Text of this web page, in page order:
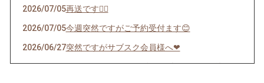
2026/07/05再送です🙇‍♀️
2026/07/05今週突然ですがご予約受付ます😊
2026/06/27突然ですがサブスク会員様へ❤︎
2026/06/22インスタストーリーズにあげたパフェの件🍊